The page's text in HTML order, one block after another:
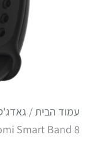
עמוד הבית/
Smart Band 8